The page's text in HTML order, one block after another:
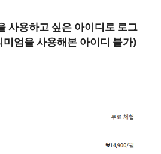
사용하고 싶은 아이디로 로그
미엄을 사용해본 아이디 불가)